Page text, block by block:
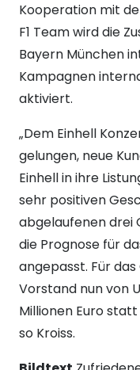
Kooperation mit
F1 Team wird die
Bayern München
Kampagnen
aktiviert.
„Dem Einhell
gelungen, neue
Einhell in ihre
sehr positiven
abgelaufenen drei
die Prognose für
angepasst. Für
Vorstand nun von
Millionen Euro statt
so Kroiss.